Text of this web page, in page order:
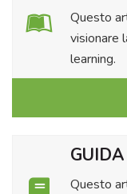
Questo
visionare
learning.
GUIDA
Questo